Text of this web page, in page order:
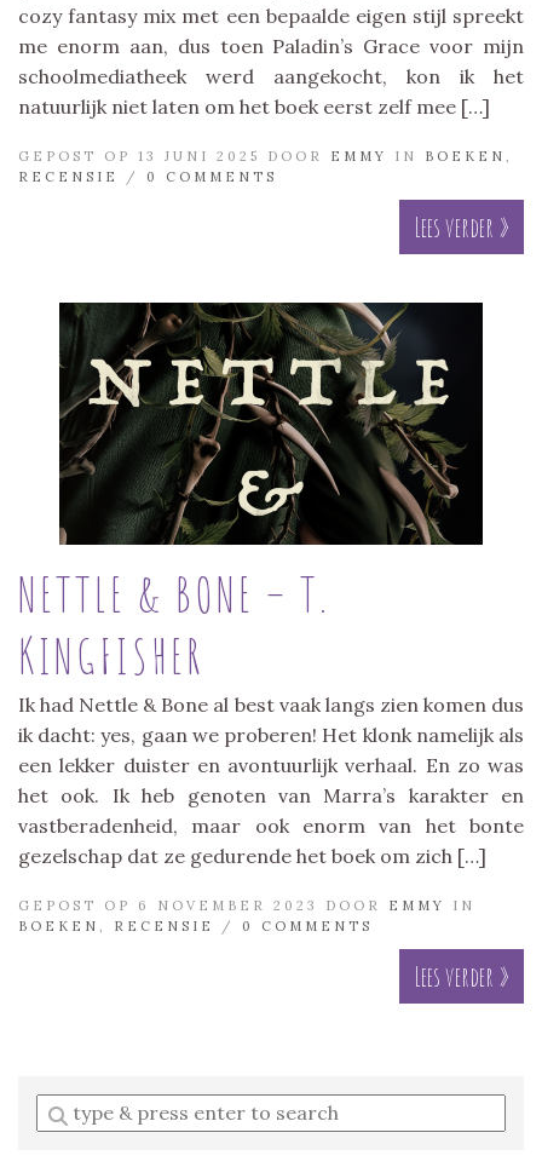
cozy fantasy mix met een bepaalde eigen stijl spreekt
me enorm aan, dus toen Paladin’s Grace voor mijn
schoolmediatheek werd aangekocht, kon ik het
natuurlijk niet laten om het boek eerst zelf mee […]
GEPOST OP 13 JUNI 2025 DOOR EMMY IN BOEKEN
RECENSIE
/ 0 COMMENTS
Lees verder »
NETTLE & BONE – T.
KINGFISHER
Ik had Nettle & Bone al best vaak langs zien komen dus
ik dacht: yes, gaan we proberen! Het klonk namelijk als
een lekker duister en avontuurlijk verhaal. En zo was
het ook. Ik heb genoten van Marra’s karakter en
vastberadenheid, maar ook enorm van het bonte
gezelschap dat ze gedurende het boek om zich […]
GEPOST OP 6 NOVEMBER 2023 DOOR EMMY
IN
BOEKEN
RECENSIE / 0 COMMENTS
Lees verder »
Enter
a